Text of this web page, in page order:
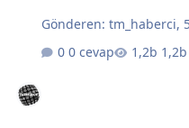
Gönderen:tm_haberci,
0 cevap